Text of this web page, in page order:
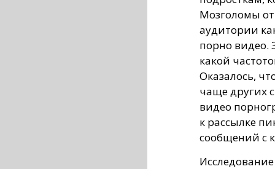
Мозголомы
аудитории
порно видео.
какой
Оказалось,
чаще других
видео
к рассылке
сообщений с